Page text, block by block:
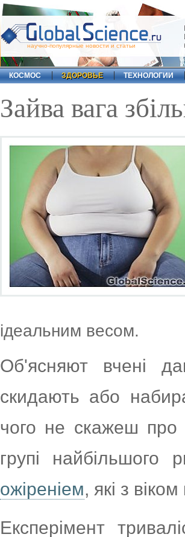
научно-популярные новости и статьи
КОСМОС ЗДОРОВЬЕ ТЕХНОЛОГИИ
Зайва вага
ідеальним весом.
Об'ясняют вчені
скидають або
чого не скажеш про
групі
ожіреніем, які з
Експерімент